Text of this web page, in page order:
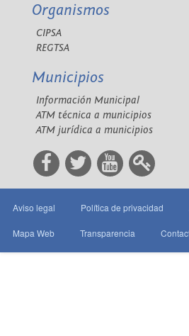
Organismos
CIPSA
REGTSA
Municipios
Información Municipal
ATM técnica a municipios
ATM jurídica a municipios
Aviso legal Política de privacidad
Mapa Web Transparencia